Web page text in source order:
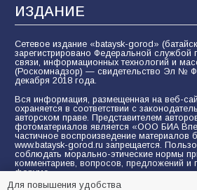
ИЗДАНИЕ
Сетевое издание «bataysk-gorod»
зарегистрировано Федеральной службой
связи, информационных технологий и
(Роскомнадзор) — свидетельство Эл №
декабря 2018 года.
Вся информация, размещенная на веб-
охраняется в соответствии с
авторском праве. Представителем
фотоматериалов является «ООО БИА
частичное воспроизведение материалов
www.bataysk-gorod.ru запрещается.
соблюдать морально-этические нормы
комментариев, вопросов, предложений и
форуме.
Для повышения удобства